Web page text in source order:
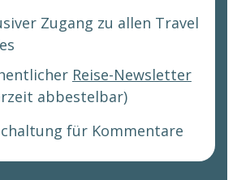
Zugang zu allen Travel
Reise-Newsletter
abbestelbar)
für Kommentare